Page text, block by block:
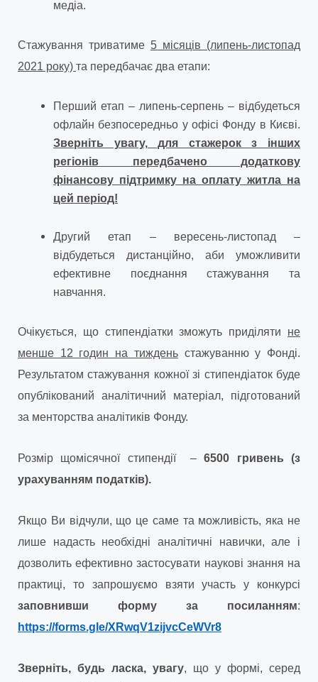
медіа.
Стажування триватиме 5 місяців (липень-листопад
2021 року) та передбачає два етапи:
Перший етап – липень-серпень – відбудеться
офлайн безпосередньо у офісі Фонду в Києві.
Зверніть увагу, для стажерок з інших
регіонів передбачено додаткову
фінансову підтримку на оплату житла на
цей період!
Другий етап – вересень-листопад –
відбудеться дистанційно, аби уможливити
ефективне поєднання стажування та
навчання.
Очікується, що стипендіатки зможуть приділяти не
менше 12 годин на тижденьстажуванню у Фонді.
Результатом стажування кожної зі стипендіаток буде
опублікований аналітичний матеріал, підготований
за менторства аналітиків Фонду.
Розмір щомісячної стипендії –6500 гривень
(з
урахуванням податків).
Якщо Ви відчули, що це саме та можливість, яка не
лише надасть необхідні аналітичні навички, але і
дозволить ефективно застосувати наукові знання на
практиці, то запрошуємо взяти участь у конкурсі
заповнивши форму за посиланням:
https://forms.gle/XRwqV1zijvcCeWVr8
Зверніть, будь ласка, увагу, що у формі, серед